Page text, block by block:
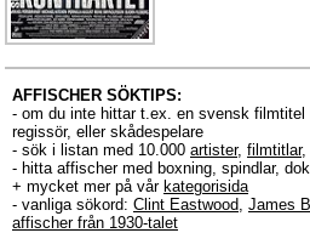
AFFISCHER SÖKTIPS:
- om du inte hittar t.ex. en svensk
regissör, eller skådespelare
- sök i listan med 10.000 artister, filmtitlar,
- hitta affischer med boxning, spindlar,
+ mycket mer på vår kategorisida
- vanliga sökord: Clint Eastwood, James
affischer från 1930-talet